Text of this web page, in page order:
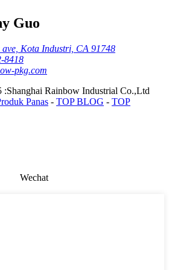
Guo
ave, Kota Industri, CA 91748
8418
pkg.com
Rainbow Industrial Co.,Ltd
Panas - TOP BLOG - TOP
Wechat